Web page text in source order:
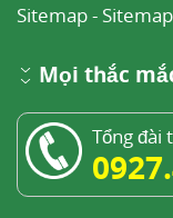
Sitemap-
Mọi thắc
Tổng đài